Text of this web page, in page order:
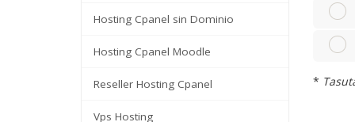
Hosting Cpanel sin Dominio
Hosting Cpanel Moodle
Reseller Hosting Cpanel
Vps Hosting
*